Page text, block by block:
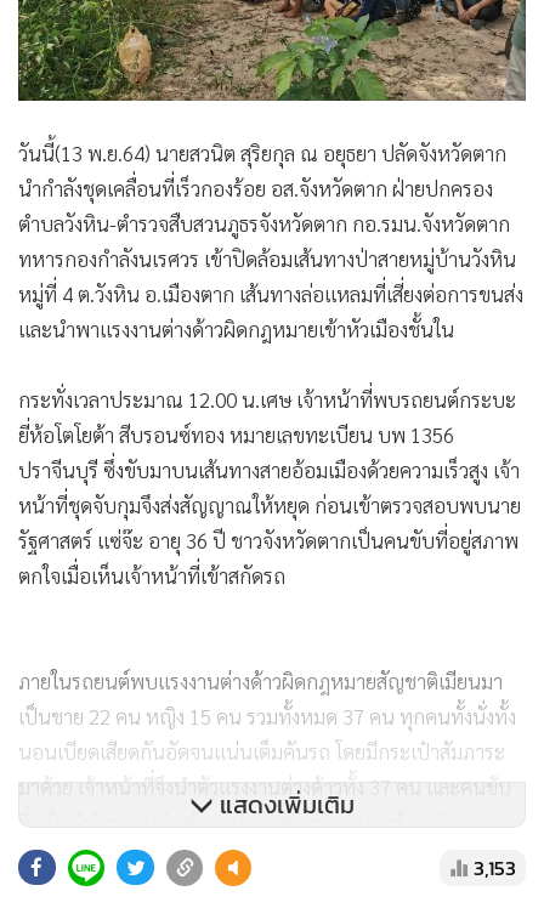
วันนี้(13 พ.ย.64) นายสวนิต สุริยกุล ณ อยุธยา ปลัดจังหวัดตาก
นำกำลังชุดเคลื่อนที่เร็วกองร้อย อส.จังหวัดตาก ฝ่ายปกครอง
ตำบลวังหิน-ตำรวจสืบสวนภูธรจังหวัดตาก กอ.รมน.จังหวัดตาก
ทหารกองกำลังนเรศวร เข้าปิดล้อมเส้นทางป่าสายหมู่บ้านวังหิน
หมู่ที่ 4 ต.วังหิน อ.เมืองตาก เส้นทางล่อแหลมที่เสี่ยงต่อการขนส่ง
และนำพาแรงงานต่างด้าวผิดกฎหมายเข้าหัวเมืองชั้นใน
กระทั่งเวลาประมาณ 12.00 น.เศษ เจ้าหน้าที่พบรถยนต์กระบะ
ยี่ห้อโตโยต้า สีบรอนซ์ทอง หมายเลขทะเบียน บพ 1356
ปราจีนบุรี ซึ่งขับมาบนเส้นทางสายอ้อมเมืองด้วยความเร็วสูง เจ้า
หน้าที่ชุดจับกุมจึงส่งสัญญาณให้หยุด ก่อนเข้าตรวจสอบพบนาย
รัฐศาสตร์ แซ่จ๊ะ อายุ 36 ปี ชาวจังหวัดตากเป็นคนขับที่อยู่สภาพ
ตกใจเมื่อเห็นเจ้าหน้าที่เข้าสกัดรถ
ภายในรถยนต์พบแรงงานต่างด้าวผิดกฎหมายสัญชาติเมียนมา
เป็นชาย 22 คน หญิง 15 คน รวมทั้งหมด 37 คน ทุกคนทั้งนั่งทั้ง
นอนเบียดเสียดกันอัดจนแน่นเต็มคันรถ โดยมีกระเป๋าสัมภาระ
มาด้วย เจ้าหน้าที่จึงนำตัวแรงงานต่างด้าวทั้ง 37 คน และคนขับ
ซึ่งเป็นผู้นำพาคนต่างด้าว ไปสอบสวนขยายผลพร้อมทำการ
ตรวจ ATK เพื่อหาเชื้อโควิด-19 ซึ่งพบว่าแรงงานต่างด้าวทั้งหมด
ที่ถูกจับกุมมีผลตรวจเป็นลบทุกคน
แสดงเพิ่มเติม
3,153